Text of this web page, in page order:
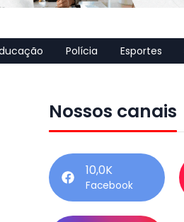
Polícia Esportes
Nossos canais
10,0K
Facebook